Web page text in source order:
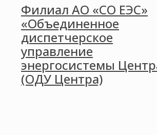
Филиал АО «СО ЕЭС»
«Объединенное
диспетчерское
управление
энергосистемы
(ОДУ Центра)